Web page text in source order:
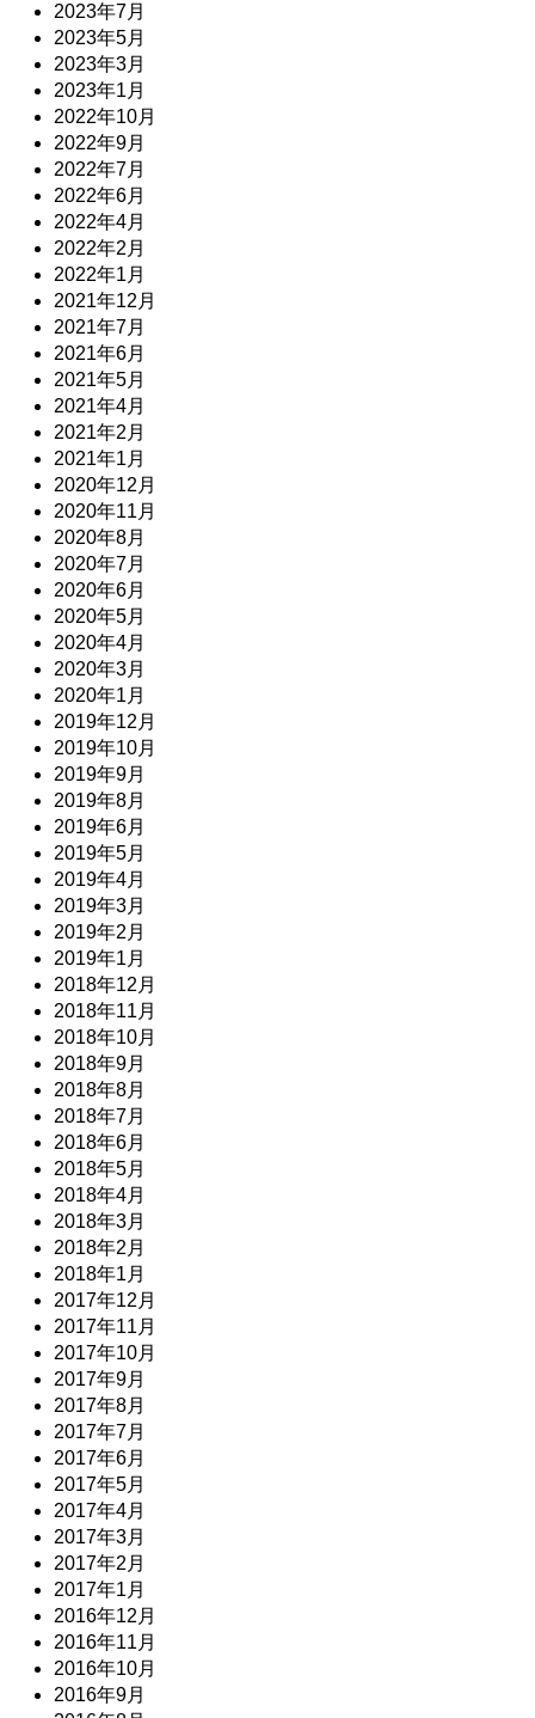
2023年7月
2023年5月
2023年3月
2023年1月
2022年10月
2022年9月
2022年7月
2022年6月
2022年4月
2022年2月
2022年1月
2021年12月
2021年7月
2021年6月
2021年5月
2021年4月
2021年2月
2021年1月
2020年12月
2020年11月
2020年8月
2020年7月
2020年6月
2020年5月
2020年4月
2020年3月
2020年1月
2019年12月
2019年10月
2019年9月
2019年8月
2019年6月
2019年5月
2019年4月
2019年3月
2019年2月
2019年1月
2018年12月
2018年11月
2018年10月
2018年9月
2018年8月
2018年7月
2018年6月
2018年5月
2018年4月
2018年3月
2018年2月
2018年1月
2017年12月
2017年11月
2017年10月
2017年9月
2017年8月
2017年7月
2017年6月
2017年5月
2017年4月
2017年3月
2017年2月
2017年1月
2016年12月
2016年11月
2016年10月
2016年9月